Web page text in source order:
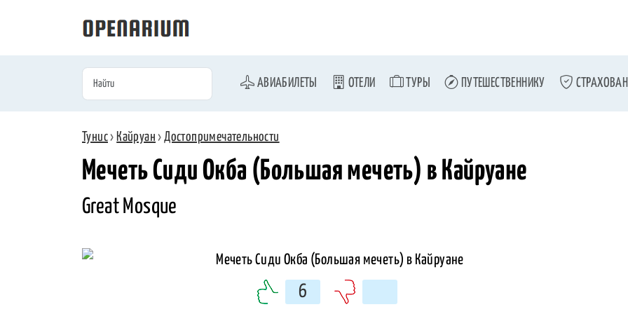
АВИАБИЛЕТЫ ОТЕЛИ ТУРЫ ПУТЕШЕСТВЕННИКУ
Тунис› Кайруан ›Достопримечательности
Мечеть Сиди Окба (Большая мечеть) в Кайруане
Great Mosque
6